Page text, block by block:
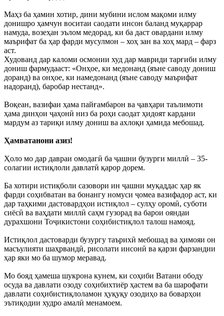
Маҳз ба ҳамин хотир, дини мубини ислом мақоми илму
донишро ҳамчун воситаи саодати инсон баланд муқаррар
намуда, возеҳан эълом медорад, ки ба даст овардани илму
маърифат ба ҳар фарди мусулмон – хоҳ зан ва хоҳ мард – фарз
аст.
Худованд дар каломи осмонии худ дар мавриди тарғиби илму
дониш фармудааст: «Онҳое, ки медонанд (яъне саводу дониш
доранд) ва онҳое, ки намедонанд (яъне саводу маърифат
надоранд), баробар нестанд».
Воқеан, вазифаи ҳама пайғамбарон ва ҷавҳари таълимоти
ҳама динҳои ҷаҳонӣ низ ба роҳи саодат ҳидоят кардани
мардум аз тариқи илму дониш ва ахлоқи ҳамида мебошад.
Ҳамватанони азиз!
Ҳоло мо дар давраи омодагӣ ба ҷашни бузурги миллӣ – 35-
солагии истиқлоли давлатӣ қарор дорем.
Ба хотири истиқболи сазовори ин ҷашни муқаддас ҳар як
фарди соҳибватан ва бонангу номуси ҷомеа вазифадор аст, ки
дар таҳкими дастовардҳои истиқлол – сулҳу оромӣ, суботи
сиёсӣ ва ваҳдати миллӣ саҳм гузорад ва барои ояндаи
дурахшони Тоҷикистони соҳибистиқлол талош намояд.
Истиқлол дастоварди бузургу таърихӣ мебошад ва ҳимояи он
масъулияти шаҳрвандӣ, рисолати инсонӣ ва қарзи фарзандии
ҳар яки мо ба шумор меравад.
Мо бояд ҳамеша шукрона кунем, ки соҳиби Ватани ободу
осуда ва давлати озоду соҳибихтиёр ҳастем ва ба шарофати
давлати соҳибистиқлоламон ҳуқуқу озодиҳо ва боварҳои
эътиқодии худро амалӣ менамоем.